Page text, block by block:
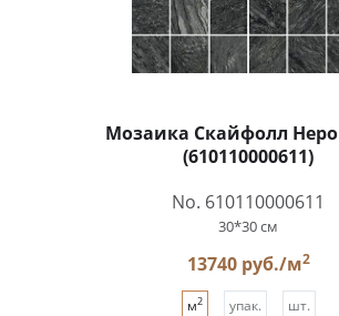
Мозаика Скайфолл Неро
(610110000611)
No. 610110000611
30*30 см
13740 руб./м2
м2 упак. шт.